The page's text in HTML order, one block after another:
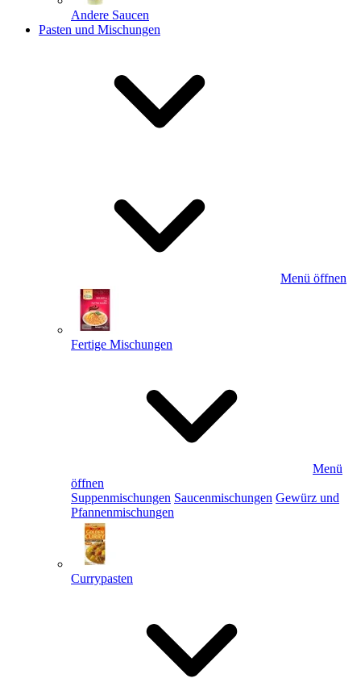
Andere Saucen
Pasten und Mischungen
Menü öffnen
Fertige Mischungen
Menü
öffnen
Suppenmischungen Saucenmischungen Gewürz und
Pfannenmischungen
Currypasten